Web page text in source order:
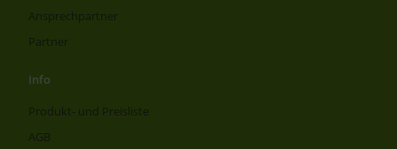
Ansprechpartner
Partner
Info
Produkt- und Preisliste
AGB